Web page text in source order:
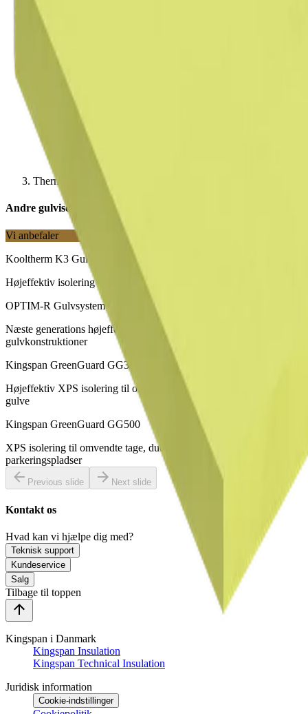
Therma TF70 Gulvplade
Andre gulvisoleringsplader
Vi anbefaler
Kooltherm K3 Gulvplade
Højeffektiv isolering til gulve
OPTIM-R Gulvsystem
Næste generations højeffektive isolering til krævende
gulvkonstruktioner
Kingspan GreenGuard GG300
Højeffektiv XPS isolering til omvendte tage, duo tage, kældre og
gulve
Kingspan GreenGuard GG500
XPS isolering til omvendte tage, duo tage, kældre og
parkeringspladser
Previous slide Next slide
Kontakt os
Hvad kan vi hjælpe dig med?
Teknisk support
Kundeservice
Salg
Tilbage til toppen
Kingspan i Danmark
Kingspan Insulation
Kingspan Technical Insulation
Juridisk information
Cookie-indstillinger